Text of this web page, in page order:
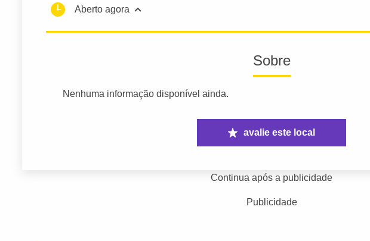
Aberto agora
Sobre
Nenhuma informação disponível ainda.
avalie este local
Continua após a publicidade
Publicidade